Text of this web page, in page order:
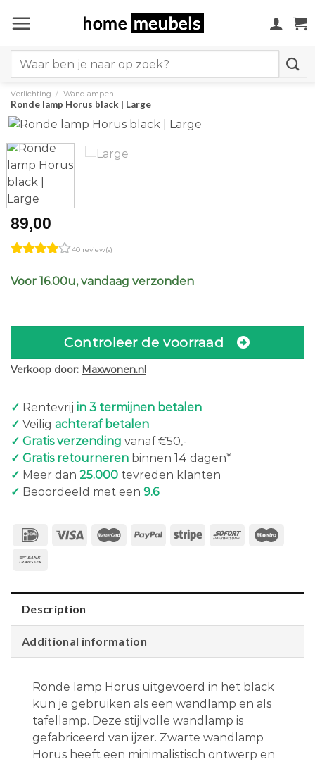
naar
for:
Verlichting / Wandlampen
Ronde lamp Horus black | Large
89,00
40 review(s)
Voor 16.00u, vandaag verzonden
Controleer de voorraad
Verkoop door: Maxwonen.nl
✓ Rentevrij in 3 termijnen betalen
✓ Veilig achteraf betalen
✓ Gratis verzending vanaf €50,-
✓ Gratis retourneren binnen 14 dagen*
✓ Meer dan 25.000 tevreden klanten
✓ Beoordeeld met een 9.6
Description
Additional information
Ronde lamp Horus uitgevoerd in het black
kun je gebruiken als een wandlamp en als
tafellamp. Deze stijlvolle wandlamp is
gefabriceerd van ijzer. Zwarte wandlamp
Horus heeft een minimalistisch ontwerp en